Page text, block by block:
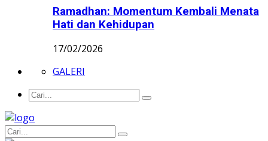
Ramadhan: Momentum Kembali Menata
Hati dan Kehidupan
17/02/2026
GALERI